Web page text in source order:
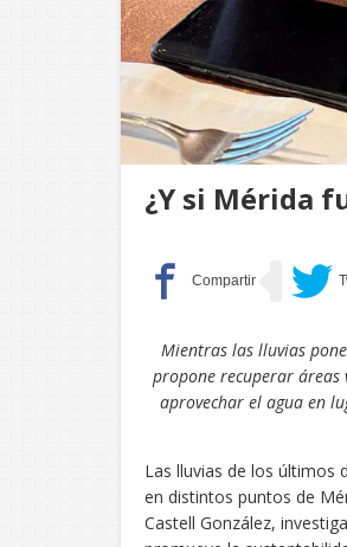
¿Y si Mérida
Mientras las lluvias
propone recuperar áreas
aprovechar el agua en
Las lluvias de los últimos
en distintos puntos de
Castell González,